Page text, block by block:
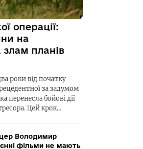
операції:
на
планів
роки від початку
за задумом
перенесла бойові дії
Цей крок…
Володимир
фільми не мають